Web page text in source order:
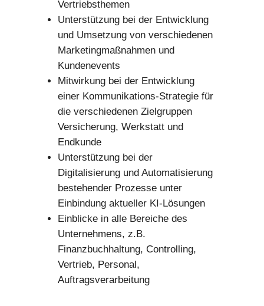
Vertriebsthemen
Unterstützung bei der Entwicklung
und Umsetzung von verschiedenen
Marketingmaßnahmen und
Kundenevents
Mitwirkung bei der Entwicklung
einer Kommunikations-Strategie für
die verschiedenen Zielgruppen
Versicherung, Werkstatt und
Endkunde
Unterstützung bei der
Digitalisierung und Automatisierung
bestehender Prozesse unter
Einbindung aktueller KI-Lösungen
Einblicke in alle Bereiche des
Unternehmens, z.B.
Finanzbuchhaltung, Controlling,
Vertrieb, Personal,
Auftragsverarbeitung